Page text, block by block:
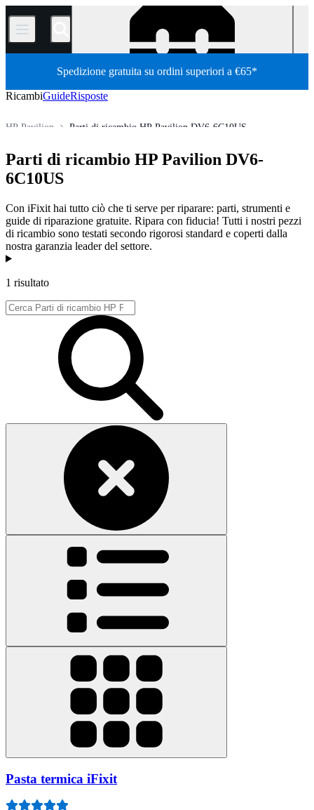
/
Spedizione gratuita su ordini superiori a €65*
RicambiGuideRisposte
Parti di ricambio HP Pavilion DV6-6C10US
HP Pavilion
Parti di ricambio HP Pavilion DV6-
6C10US
Con iFixit hai tutto ciò che ti serve per riparare: parti, strumenti e
guide di riparazione gratuite. Ripara con fiducia! Tutti i nostri pezzi
di ricambio sono testati secondo rigorosi standard e coperti dalla
nostra garanzia leader del settore.
Prodotti
1 risultato
Pasta termica iFixit